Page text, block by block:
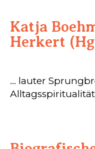
Katja
Herkert
... lauter